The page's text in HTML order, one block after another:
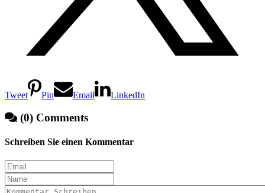
Tweet Pin Email LinkedIn
(0) Comments
Schreiben Sie einen Kommentar